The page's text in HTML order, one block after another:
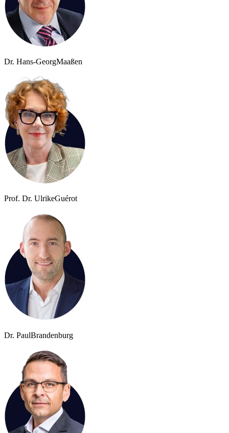
Dr. Hans-GeorgMaaßen
Prof. Dr. UlrikeGuérot
Dr. PaulBrandenburg